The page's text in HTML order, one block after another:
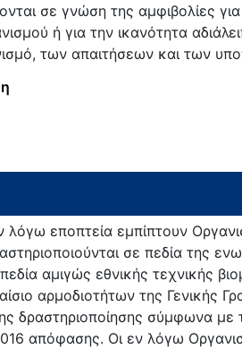
σε γνώση της αμφιβολίες
ή για την ικανότητα
των απαιτήσεων και των
λόγω εποπτεία εμπίπτουν
σε πεδία της
αμιγώς εθνικής τεχνικής
αρμοδιοτήτων της Γενικής
δραστηριοποίησης σύμφωνα με
απόφασης. Οι εν λόγω